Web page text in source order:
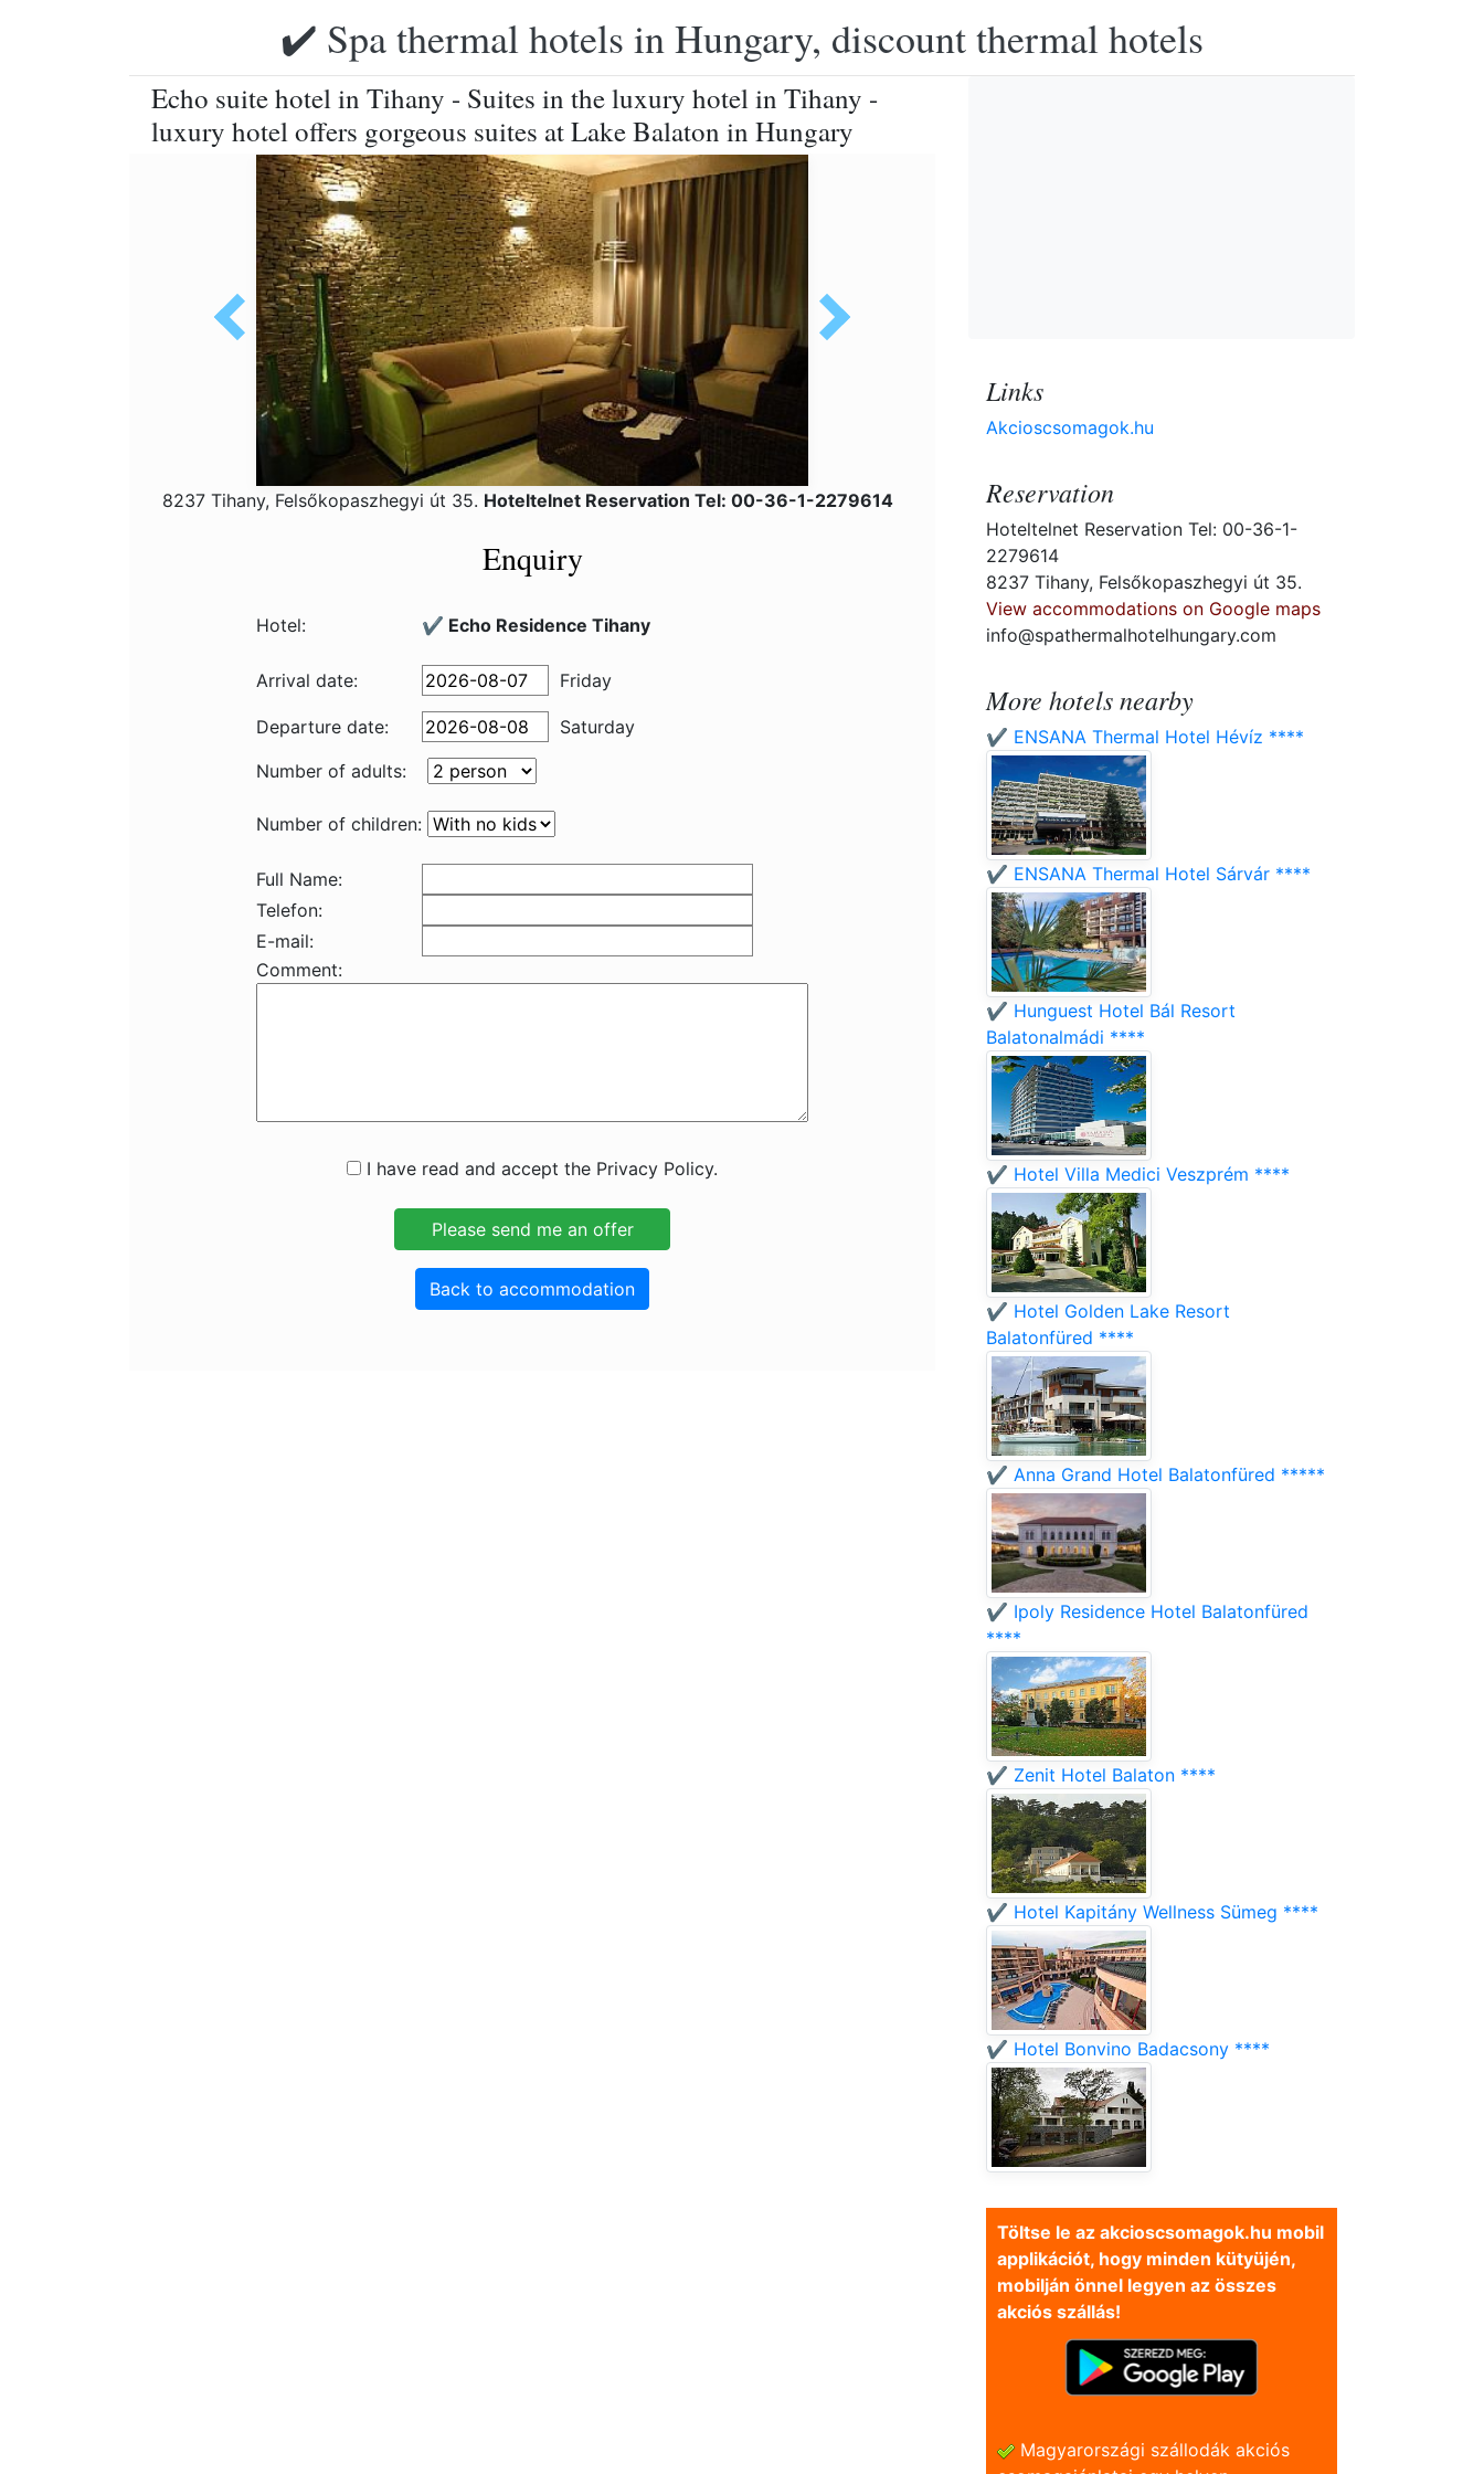
✔️ Spa thermal hotels in Hungary, discount thermal hotels
Echo suite hotel in Tihany - Suites in the luxury hotel in Tihany -
luxury hotel offers gorgeous suites at Lake Balaton in Hungary
8237 Tihany, Felsőkopaszhegyi út 35. Hoteltelnet Reservation Tel: 00-36-1-2279614
Enquiry
Hotel: ✔️ Echo Residence Tihany
Arrival date: Friday
Departure date:
Saturday
Number of adults:
Number of children:
Full Name:
Telefon:
E-mail:
Comment:
I have read and accept the Privacy Policy.
Back to accommodation
Links
Akcioscsomagok.hu
Reservation
Hoteltelnet Reservation Tel: 00-36-1-
2279614
8237 Tihany, Felsőkopaszhegyi út 35.
View accommodations on Google maps
info@spathermalhotelhungary.com
More hotels nearby
✔️ ENSANA Thermal Hotel Hévíz ****
✔️ ENSANA Thermal Hotel Sárvár ****
✔️ Hunguest Hotel Bál Resort
Balatonalmádi ****
✔️ Hotel Villa Medici Veszprém ****
✔️ Hotel Golden Lake Resort
Balatonfüred ****
✔️ Anna Grand Hotel Balatonfüred *****
✔️ Ipoly Residence Hotel Balatonfüred
****
✔️ Zenit Hotel Balaton ****
✔️ Hotel Kapitány Wellness Sümeg ****
✔️ Hotel Bonvino Badacsony ****
Töltse le az akcioscsomagok.hu mobil
applikációt, hogy minden kütyüjén,
mobilján önnel legyen az összes
akciós szállás!
Magyarországi szállodák akciós